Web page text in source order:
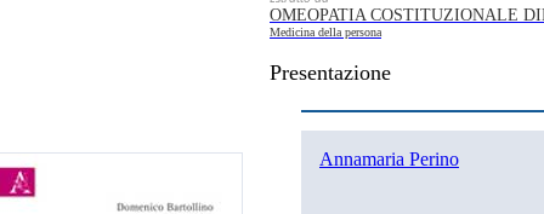
OMEOPATIA COSTITUZIONALE
Medicina della persona
Presentazione
Annamaria Perino